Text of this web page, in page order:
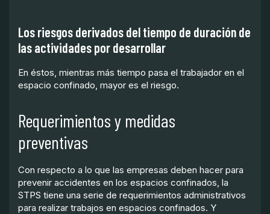
Los riesgos derivados del tiempo de duración de
las actividades por desarrollar
En éstos, mientras más tiempo pasa el trabajador en el
espacio confinado, mayor es el riesgo.
Requerimientos y medidas
preventivas
Con respecto a lo que las empresas deben hacer para
prevenir accidentes en los espacios confinados, la
STPS tiene una serie de requerimientos administrativos
para realizar trabajos en espacios confinados. Y